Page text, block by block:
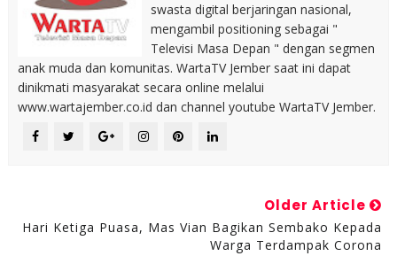
swasta digital berjaringan nasional,
mengambil positioning sebagai "
Televisi Masa Depan " dengan segmen
anak muda dan komunitas. WartaTV Jember saat ini dapat
dinikmati masyarakat secara online melalui
www.wartajember.co.id dan channel youtube WartaTV Jember.
Older Article
Hari Ketiga Puasa, Mas Vian Bagikan Sembako Kepada
Warga Terdampak Corona